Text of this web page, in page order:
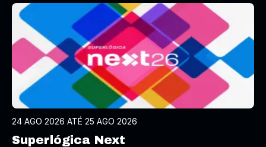
24 AGO 2026 ATÉ 25 AGO 2026
Superlógica Next